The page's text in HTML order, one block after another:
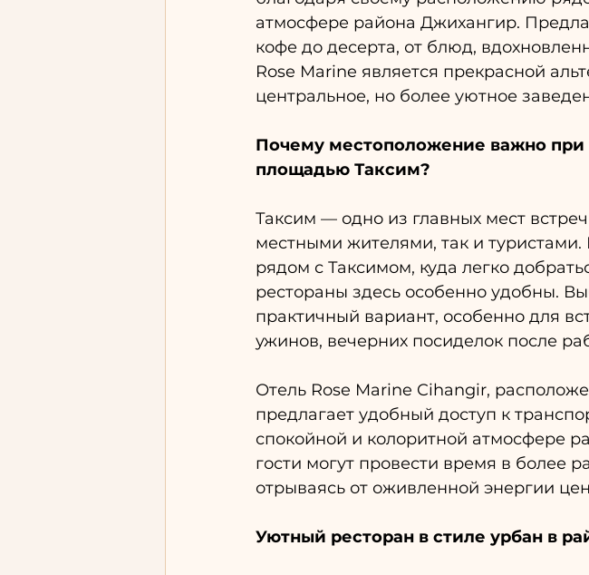
атмосфере района Джихангир.
кофе до десерта, от блюд,
Rose Marine является прекрасной
центральное, но более уютное
Почему местоположение важно при
площадью Таксим?
Таксим — одно из главных мест
местными жителями, так и
рядом с Таксимом, куда легко
рестораны здесь особенно удобны.
практичный вариант, особенно для
ужинов, вечерних посиделок после
Отель Rose Marine Cihangir,
предлагает удобный доступ к
спокойной и колоритной атмосфере
гости могут провести время в более
отрываясь от оживленной энергии
Уютный ресторан в стиле урбан в